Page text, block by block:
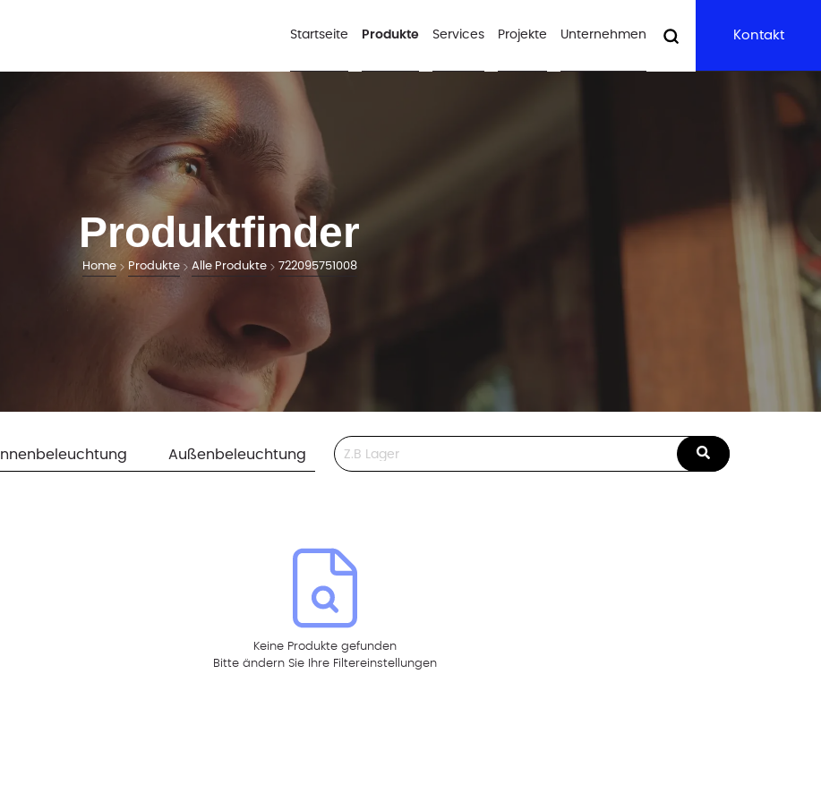
Startseite Produkte Services Projekte Unternehmen Kontakt
Produktfinder
Home Produkte Alle Produkte 722095751008
Innenbeleuchtung Außenbeleuchtung
This is a search field with an auto-suggest feature attached.
Keine Produkte gefunden
Bitte ändern Sie Ihre Filtereinstellungen